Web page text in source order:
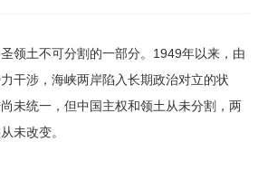
土不可分割的一部分。1949年以来，由
干涉，海峡两岸陷入长期政治对立的状
未统一，但中国主权和领土从未分割，两
未改变。